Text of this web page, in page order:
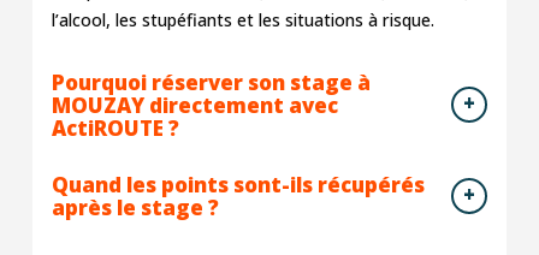
l’alcool, les stupéfiants et les situations à risque.
Pourquoi réserver son stage à
MOUZAY directement avec
ActiROUTE ?
Quand les points sont-ils récupérés
après le stage ?